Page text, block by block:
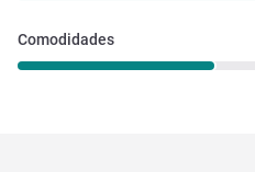
Comodidades